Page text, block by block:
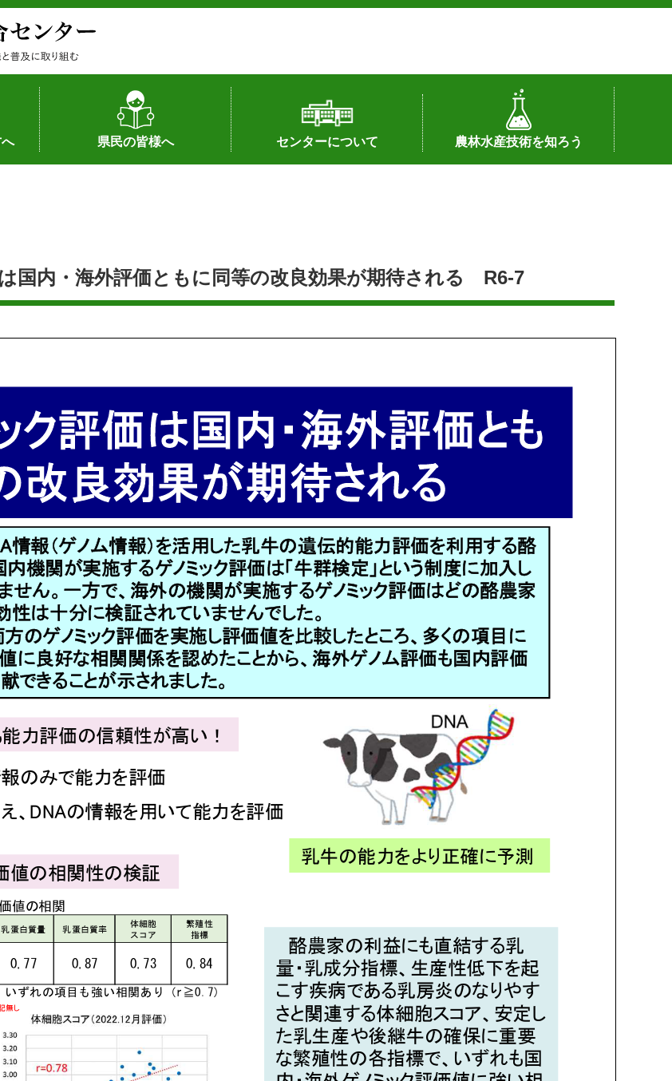
）
）
県民の皆様へ
作物や園芸に関する新技術
畜産に関する新技術
森林林業に関する新技術
病害虫に関する新技術
食品加工に関する新技術
水産に関する新技術
作物や園芸に関する豆知識
病害虫に関する豆知識
畜産に関する豆知識
水産に関する豆知識
バイテク・農業環境・機械関係
食品加工に関する豆知識
森林林業に関する豆知識
センターについて
所長あいさつ
組織（各部署へのリンク）
アクセス
沿革
所内の施設配置図
農林水産技術を知ろう
センターの話題
私の試験研究
試験研究課題
第6期中期業務計画
オンライン研究報告
刊行物
知的財産に関する相談窓口
国内・海外評価ともに同等の改良効果が期待される R6-7